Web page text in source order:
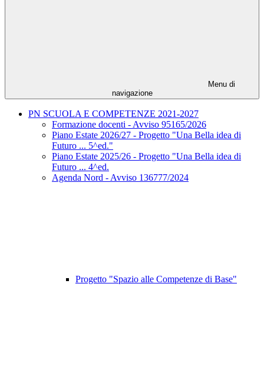
Menu di
navigazione
PN SCUOLA E COMPETENZE 2021-2027
Formazione docenti - Avviso 95165/2026
Piano Estate 2026/27 - Progetto "Una Bella idea di
Futuro ... 5^ed."
Piano Estate 2025/26 - Progetto "Una Bella idea di
Futuro ... 4^ed.
Agenda Nord - Avviso 136777/2024
Progetto "Spazio alle Competenze di Base"